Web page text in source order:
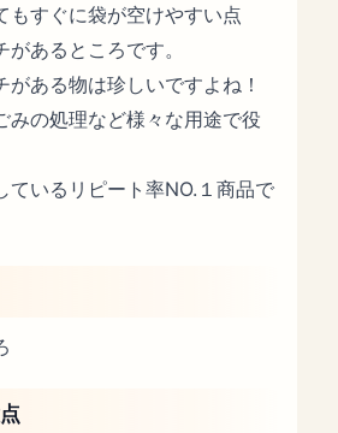
もすぐに袋が空けやすい点
あるところです。
がある物は珍しいですよね！
みの処理など様々な用途で役
ているリピート率NO.１商品で